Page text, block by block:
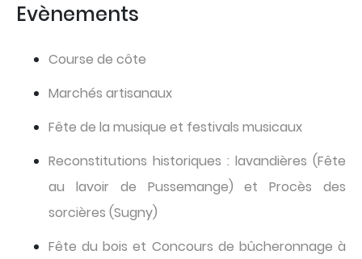
Evènements
Course de côte
Marchés artisanaux
Fête de la musique et festivals musicaux
Reconstitutions historiques : lavandières (Fête
au lavoir de Pussemange) et Procès des
sorcières (Sugny)
Fête du bois et Concours de bûcheronnage à